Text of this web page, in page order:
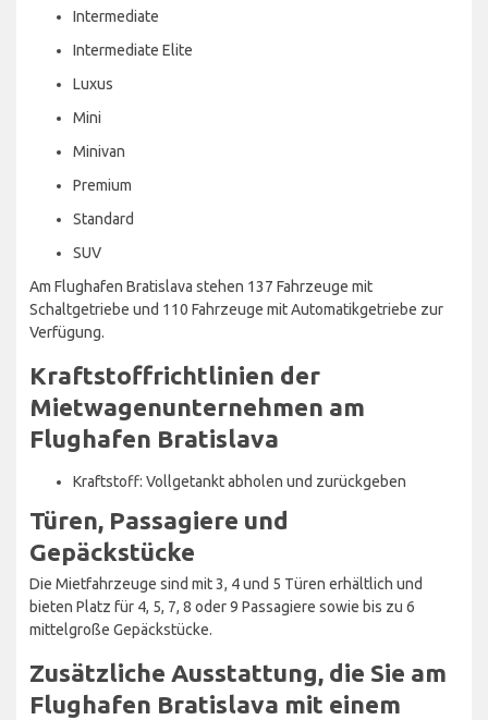
Intermediate
Intermediate Elite
Luxus
Mini
Minivan
Premium
Standard
SUV
Am Flughafen Bratislava stehen 137 Fahrzeuge mit
Schaltgetriebe und 110 Fahrzeuge mit Automatikgetriebe zur
Verfügung.
Kraftstoffrichtlinien der
Mietwagenunternehmen am
Flughafen Bratislava
Kraftstoff: Vollgetankt abholen und zurückgeben
Türen, Passagiere und
Gepäckstücke
Die Mietfahrzeuge sind mit 3, 4 und 5 Türen erhältlich und
bieten Platz für 4, 5, 7, 8 oder 9 Passagiere sowie bis zu 6
mittelgroße Gepäckstücke.
Zusätzliche Ausstattung, die Sie am
Flughafen Bratislava mit einem